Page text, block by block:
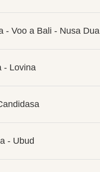
- Voo a Bali - Nusa Dua
- Lovina
- Ubud